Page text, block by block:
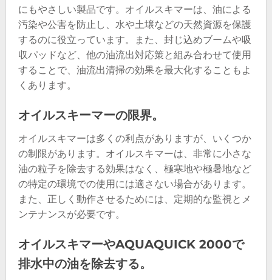
にもやさしい製品です。オイルスキマーは、油による
汚染や公害を防止し、水や土壌などの天然資源を保護
するのに役立っています。また、封じ込めブームや吸
収パッドなど、他の油流出対応策と組み合わせて使用
することで、油流出清掃の効果を最大化することもよ
くあります。
オイルスキーマーの限界。
オイルスキマーは多くの利点がありますが、いくつか
の制限があります。オイルスキマーは、非常に小さな
油の粒子を除去する効果はなく、極寒地や極暑地など
の特定の環境での使用には適さない場合があります。
また、正しく動作させるためには、定期的な監視とメ
ンテナンスが必要です。
オイルスキマーやAQUAQUICK 2000で
排水中の油を除去する。